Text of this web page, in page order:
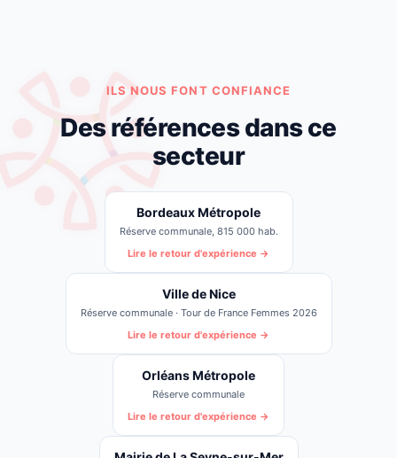
ILS NOUS FONT CONFIANCE
Des références dans ce
secteur
Bordeaux Métropole
Réserve communale, 815 000 hab.
Lire le retour d'expérience →
Ville de Nice
Réserve communale · Tour de France Femmes 2026
Lire le retour d'expérience →
Orléans Métropole
Réserve communale
Lire le retour d'expérience →